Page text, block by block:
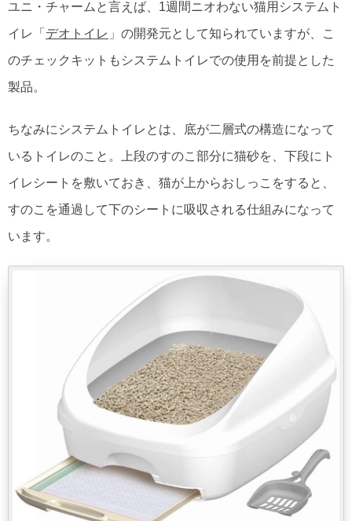
ユニ・チャームと言えば、1週間ニオわない猫用システムト
イレ「 デオトイレ 」の開発元として知られていますが、こ
のチェックキットもシステムトイレでの使用を前提とした
製品。
ちなみにシステムトイレとは、底が二層式の構造になって
いるトイレのこと。上段のすのこ部分に猫砂を、下段にト
イレシートを敷いておき、猫が上からおしっこをすると、
すのこを通過して下のシートに吸収される仕組みになって
います。